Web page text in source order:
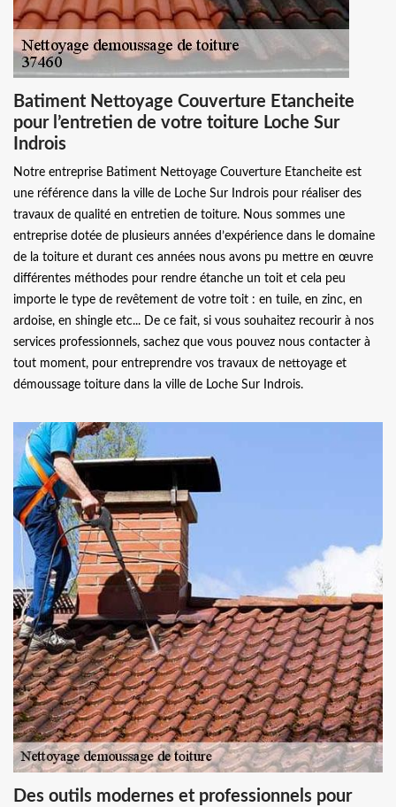
Batiment Nettoyage Couverture Etancheite
pour l’entretien de votre toiture Loche Sur
Indrois
Notre entreprise Batiment Nettoyage Couverture Etancheite est
une référence dans la ville de Loche Sur Indrois pour réaliser des
travaux de qualité en entretien de toiture. Nous sommes une
entreprise dotée de plusieurs années d’expérience dans le domaine
de la toiture et durant ces années nous avons pu mettre en œuvre
différentes méthodes pour rendre étanche un toit et cela peu
importe le type de revêtement de votre toit : en tuile, en zinc, en
ardoise, en shingle etc... De ce fait, si vous souhaitez recourir à nos
services professionnels, sachez que vous pouvez nous contacter à
tout moment, pour entreprendre vos travaux de nettoyage et
démoussage toiture dans la ville de Loche Sur Indrois.
Des outils modernes et professionnels pour